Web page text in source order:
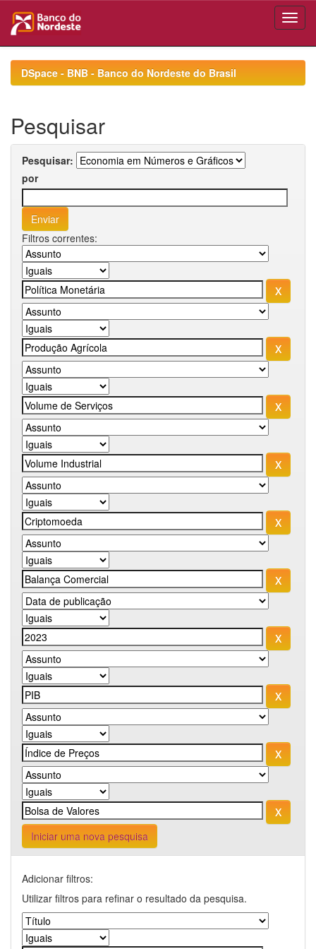
navigationDSpace - BNB - Banco do Nordeste do Brasil
Pesquisar
Pesquisar:
por
Filtros correntes:
Iniciar uma nova pesquisa
Adicionar filtros:
Utilizar filtros para refinar o resultado da pesquisa.